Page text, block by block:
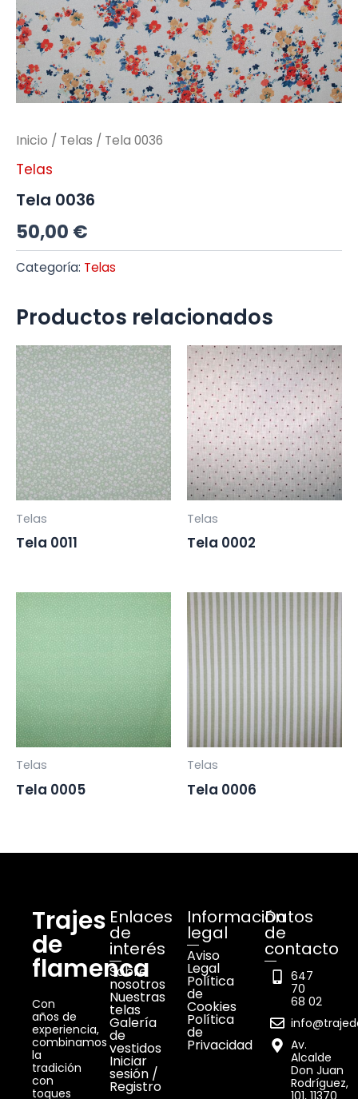
Inicio / Telas / Tela 0036
Telas
Tela 0036
50,00 €
Categoría: Telas
Productos relacionados
Telas
Tela 0011
Telas
Tela 0002
Telas
Tela 0005
Telas
Tela 0006
Trajes
de
flamenca
Con
años de
experiencia,
combinamos
la
tradición
con
toques
Enlaces
de
interés
Sobre
nosotros
Nuestras
telas
Galería
de
vestidos
Iniciar
sesión /
Registro
Información
legal
Aviso
Legal
Política
de
Cookies
Política
de
Privacidad
Datos
de
contacto
647
70
68 02
Av.
Alcalde
Don Juan
Rodríguez,
101, 11370